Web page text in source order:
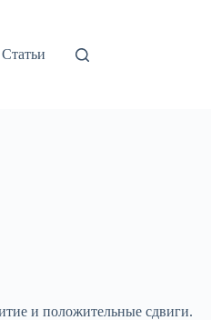
Статьи
и положительные сдвиги.